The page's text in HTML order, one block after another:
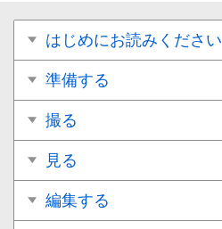
はじめにお読みください
準備する
撮る
見る
編集する